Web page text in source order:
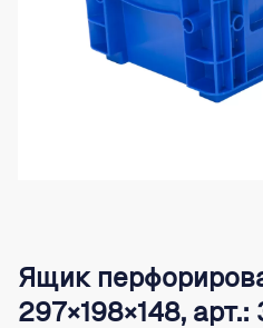
Ящик
297×198×148, арт.: